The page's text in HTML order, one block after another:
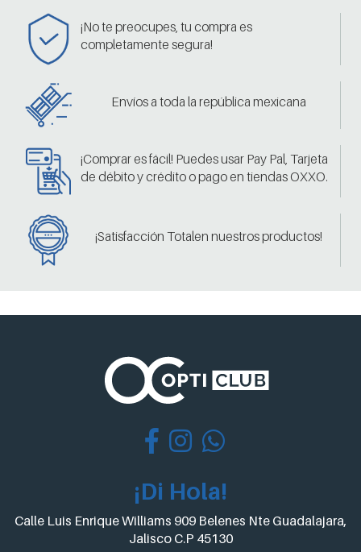
¡No te preocupes, tu compra es
completamente segura!
Envíos a toda la república mexicana
¡Comprar es fácil! Puedes usar Pay Pal, Tarjeta
de débito y crédito o pago en tiendas OXXO.
¡Satisfacción Totalen nuestros productos!
¡Di Hola!
Calle Luis Enrique Williams 909 Belenes Nte Guadalajara,
Jalisco C.P 45130